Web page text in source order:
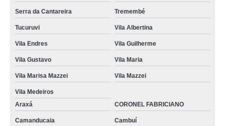
Serra da Cantareira Tremembé
Tucuruvi Vila Albertina
Vila Endres Vila Guilherme
Vila Gustavo Vila Maria
Vila Marisa Mazzei Vila Mazzei
Vila Medeiros
Araxá
CORONEL FABRICIANO
Camanducaia Cambuí